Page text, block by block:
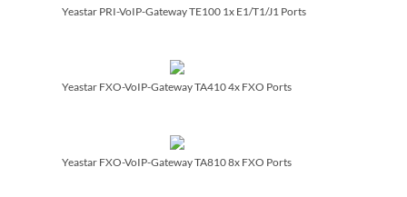
Yeastar PRI-VoIP-Gateway TE100 1x E1/­T1/­J1 Ports
Yeastar FXO-VoIP-Gateway TA410 4x FXO Ports
Yeastar FXO-VoIP-Gateway TA810 8x FXO Ports